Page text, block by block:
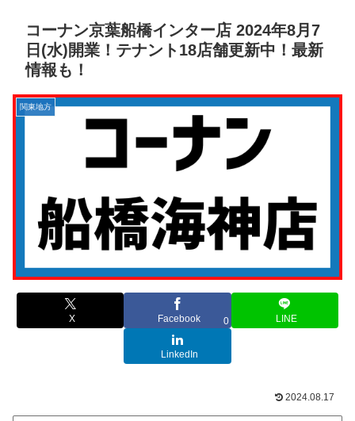
コーナン京葉船橋インター店 2024年8月7
日(水)開業！テナント18店舗更新中！最新
情報も！
関東地方
X Facebook 0 LINE
LinkedIn
2024.08.17